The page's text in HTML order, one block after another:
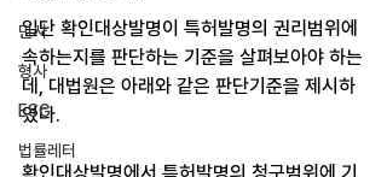
민사
형사
ESG
법률레터
일단 확인대상발명이 특허발명의 권리범위에
속하는지를 판단하는 기준을 살펴보아야 하는
데, 대법원은 아래와 같은 판단기준을 제시하
였다.